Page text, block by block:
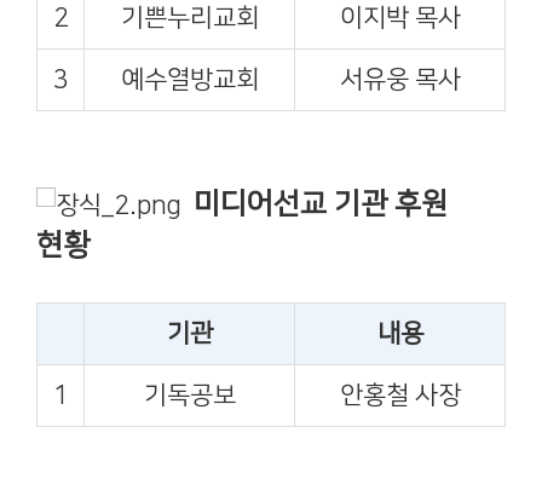
2 기쁜누리교회 이지박 목사
3 예수열방교회 서유웅 목사
미디어선교 기관 후원
현황
기관 내용
1 기독공보 안홍철 사장